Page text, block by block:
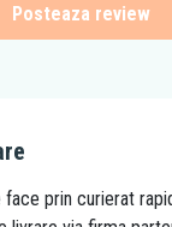
Posteaza review
prin curierat